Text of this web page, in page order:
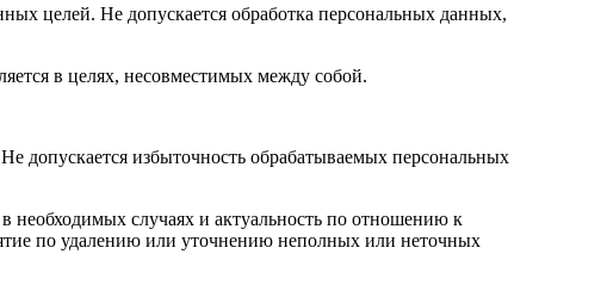
целей. Не допускается обработка персональных данных,
в целях, несовместимых между собой.
допускается избыточность обрабатываемых персональных
необходимых случаях и актуальность по отношению к
по удалению или уточнению неполных или неточных